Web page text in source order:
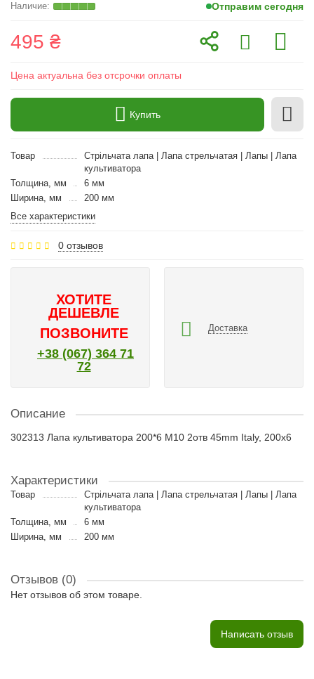
Отправим сегодня
495 ₴
Цена актуальна без отсрочки оплаты
Купить
Товар
Стрільчата лапа | Лапа стрельчатая | Лапы | Лапа
культиватора
Толщина, мм
6 мм
Ширина, мм
200 мм
Все характеристики
0 отзывов
ХОТИТЕ
ДЕШЕВЛЕ
ПОЗВОНИТЕ
+38 (067) 364 71
72
Доставка
Описание
302313 Лапа культиватора 200*6 M10 2отв 45mm Italy, 200x6
Характеристики
Товар
Стрільчата лапа | Лапа стрельчатая | Лапы | Лапа
культиватора
Толщина, мм
6 мм
Ширина, мм
200 мм
Отзывов (0)
Нет отзывов об этом товаре.
Написать отзыв